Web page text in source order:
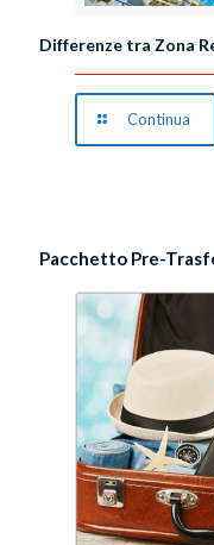
Differenze tra Zona
Continua
Pacchetto Pre-